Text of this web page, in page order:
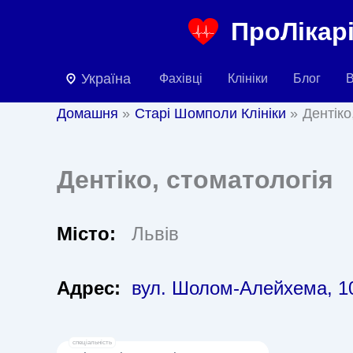
Україна Фахівці Клініки Блог
Домашня Старі Шомполи Клініки
Дентіко, стоматологія
Місто: Львів
Адрес: вул. Шолом-Алейхема,
спеціальність